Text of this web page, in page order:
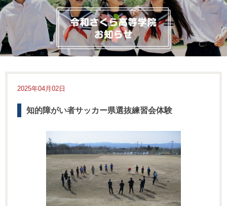
2025年04月02日
知的障がい者サッカー県選抜練習会体験